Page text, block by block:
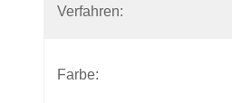
Verfahren:
Farbe: